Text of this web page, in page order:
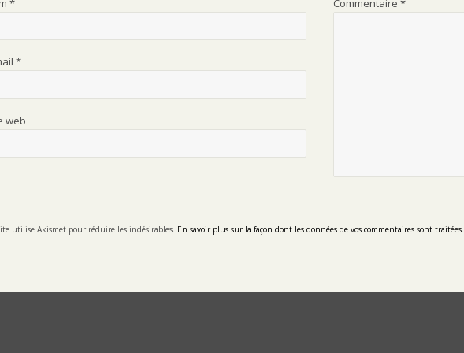
*
web
utilise Akismet pour réduire les indésirables. En savoir plus sur la façon dont les données de vos commentaires sont traitées.